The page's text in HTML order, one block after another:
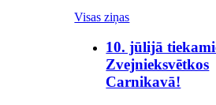
Visas ziņas
10. jūlijā
Zvejnieksvētkos
Carnikavā!